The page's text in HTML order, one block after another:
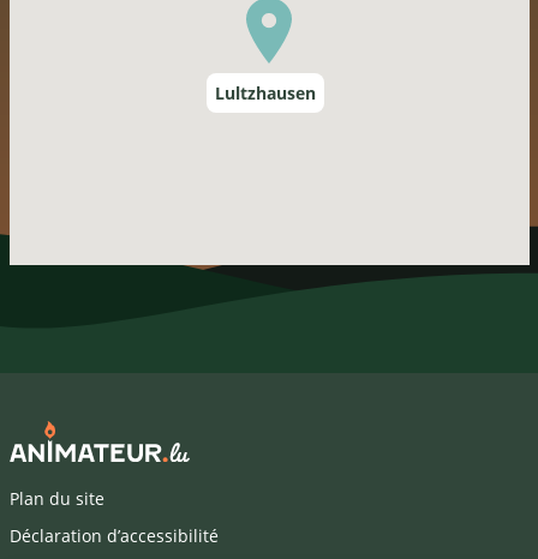
Lultzhausen
Plan du site
Déclaration d’accessibilité